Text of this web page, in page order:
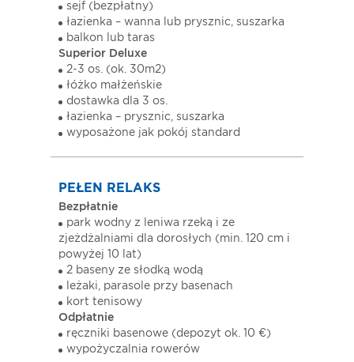
sejf (bezpłatny)
łazienka – wanna lub prysznic, suszarka
balkon lub taras
Superior Deluxe
2-3 os. (ok. 30m2)
łóżko małżeńskie
dostawka dla 3 os.
łazienka – prysznic, suszarka
wyposażone jak pokój standard
PEŁEN RELAKS
Bezpłatnie
park wodny z leniwa rzeką i ze
zjeżdżalniami dla dorosłych (min. 120 cm i
powyżej 10 lat)
2 baseny ze słodką wodą
leżaki, parasole przy basenach
kort tenisowy
Odpłatnie
ręczniki basenowe (depozyt ok. 10 €)
wypożyczalnia rowerów